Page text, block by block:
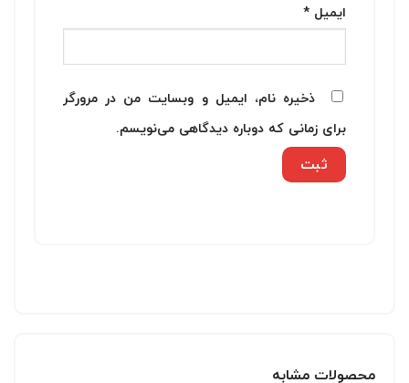
ایمیل *
ذخیره نام، ایمیل و وبسایت من در مرورگر
برای زمانی که دوباره دیدگاهی می‌نویسم.
محصولات مشابه